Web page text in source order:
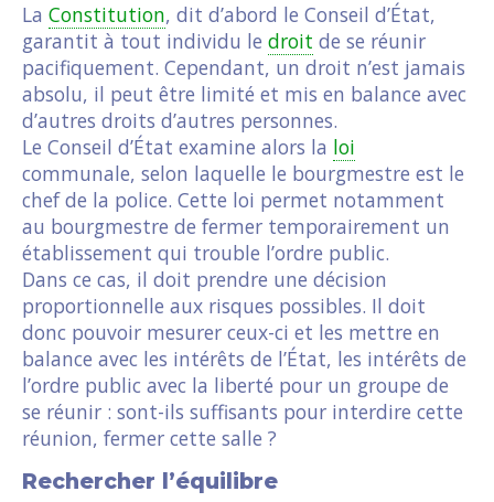
La Constitution, dit d’abord le Conseil d’État,
garantit à tout individu le droit de se réunir
pacifiquement. Cependant, un droit n’est jamais
absolu, il peut être limité et mis en balance avec
d’autres droits d’autres personnes.
Le Conseil d’État examine alors la loi
communale, selon laquelle le bourgmestre est le
chef de la police. Cette loi permet notamment
au bourgmestre de fermer temporairement un
établissement qui trouble l’ordre public.
Dans ce cas, il doit prendre une décision
proportionnelle aux risques possibles. Il doit
donc pouvoir mesurer ceux-ci et les mettre en
balance avec les intérêts de l’État, les intérêts de
l’ordre public avec la liberté pour un groupe de
se réunir : sont-ils suffisants pour interdire cette
réunion, fermer cette salle ?
Rechercher l’équilibre